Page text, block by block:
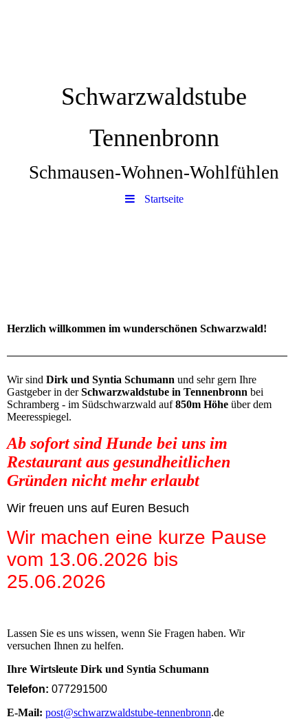
Schwarzwaldstube
Tennenbronn
Schmausen-Wohnen-Wohlfühlen
Startseite
Herzlich willkommen im wunderschönen Schwarzwald!
Wir sind Dirk und Syntia Schumann und sehr gern Ihre
Gastgeber in derSchwarzwaldstube in Tennenbronn bei
Schramberg - im Südschwarzwald auf850m Höhe über dem
Meeresspiegel.
Ab sofort sind Hunde bei uns im
Restaurant aus gesundheitlichen
Gründen nicht mehr erlaubt
Wir freuen uns auf Euren Besuch
Wir machen eine kurze Pause
vom 13.06.2026 bis
25.06.2026
Lassen Sie es uns wissen, wenn Sie Fragen haben. Wir
versuchen Ihnen zu helfen.
Ihre Wirtsleute Dirk und Syntia Schumann
Telefon: 077291500
E-Mail: post@schwarzwaldstube-tennenbronn.de